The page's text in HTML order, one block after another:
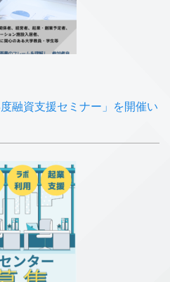
融資支援セミナー」を開催い